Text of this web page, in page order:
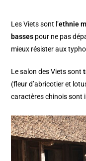
Les Viets sont l’ethnie
basses pour ne pas
mieux résister aux
Le salon des Viets sont
(fleur d’abricotier et
caractères chinois sont